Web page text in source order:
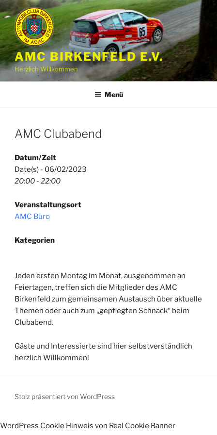
Zum
Inhalt
springen
AMC BIRKENFELD E.V.
Herzlich Willkommen
Menü
AMC Clubabend
Datum/Zeit
Date(s) - 06/02/2023
20:00 - 22:00
Veranstaltungsort
AMC Büro
Kategorien
Jeden ersten Montag im Monat, ausgenommen an
Feiertagen, treffen sich die Mitglieder des AMC
Birkenfeld zum gemeinsamen Austausch über aktuelle
Themen oder auch zum „gepflegten Schnack“ beim
Clubabend.
Gäste und Interessierte sind hier selbstverständlich
herzlich Willkommen!
Stolz präsentiert von WordPress
WordPress Cookie Hinweis von Real Cookie Banner